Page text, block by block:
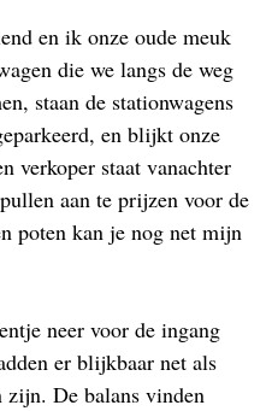
en ik onze oude meuk
die we langs de weg
staan de stationwagens
en blijkt onze
verkoper staat vanachter
aan te prijzen voor de
poten kan je nog net mijn
neer voor de ingang
er blijkbaar net als
zijn. De balans vinden